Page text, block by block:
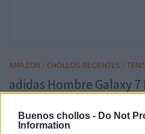
Buenos chollos - Do Not
Information
AMAZON CHOLLOS RECIENTES
adidas Hombre Galaxy
Los adidas Hombre Galaxy 7